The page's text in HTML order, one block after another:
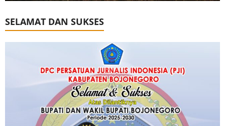
SELAMAT DAN SUKSES